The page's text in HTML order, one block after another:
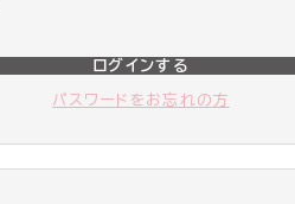
ログインする
パスワードをお忘れの方